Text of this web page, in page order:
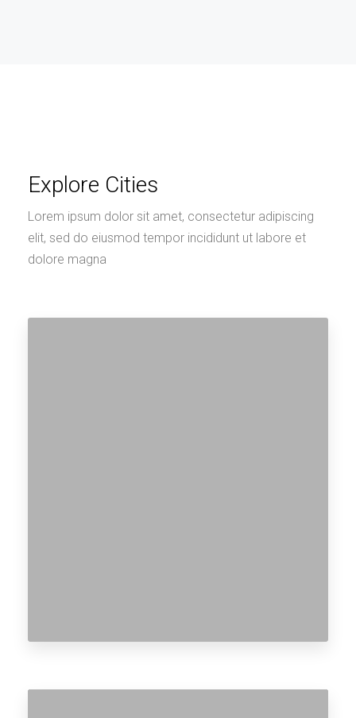
Explore Cities
Lorem ipsum dolor sit amet, consectetur adipiscing
elit, sed do eiusmod tempor incididunt ut labore et
dolore magna